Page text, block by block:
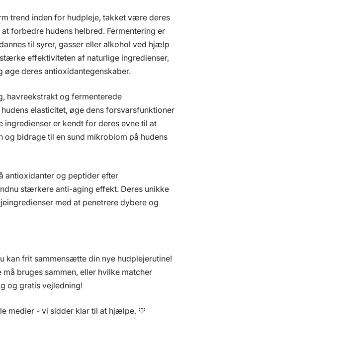
trend inden for hudpleje, takket være deres
forbedre hudens helbred. Fermentering er
til syrer, gasser eller alkohol ved hjælp
effektiviteten af naturlige ingredienser,
øge deres antioxidantegenskaber.
havreekstrakt og fermenterede
elasticitet, øge dens forsvarsfunktioner
er kendt for deres evne til at
bidrage til en sund mikrobiom på hudens
antioxidanter og peptider efter
stærkere anti-aging effekt. Deres unikke
med at penetrere dybere og
kan frit sammensætte din nye hudplejerutine!
bruges sammen, eller hvilke matcher
og gratis vejledning!
medier - vi sidder klar til at hjælpe. 💙